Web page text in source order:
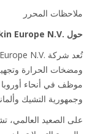
المحرر
التشيك وألمانيا